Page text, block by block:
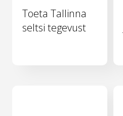
Toeta Tallinna
seltsi tegevust